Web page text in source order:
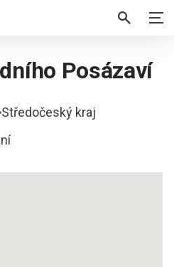
Posázaví
Středočeský kraj